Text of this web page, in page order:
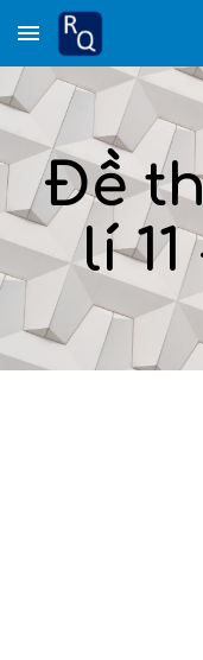
Skip to main content
Đề
lí